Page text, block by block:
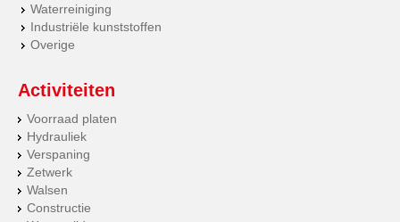
Waterreiniging
Industriële kunststoffen
Overige
Activiteiten
Voorraad platen
Hydrauliek
Verspaning
Zetwerk
Walsen
Constructie